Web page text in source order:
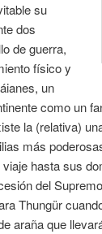
su
dos
de guerra,
físico y
un
como un
la (relativa)
más
hasta sus
del
Thungür
araña que